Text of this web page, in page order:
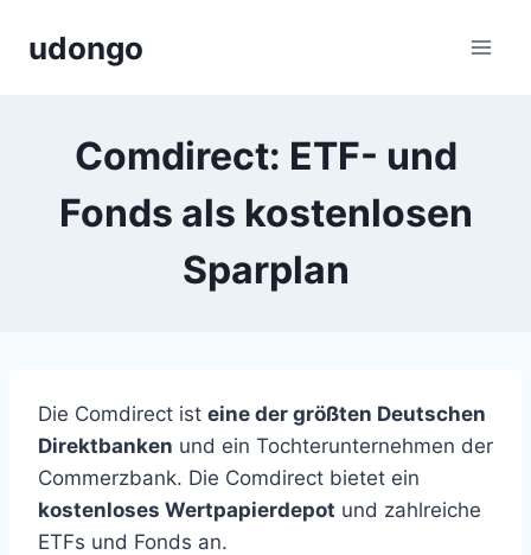
Inhaltudongo
Comdirect: ETF- und
Fonds als kostenlosen
Sparplan
Die Comdirect ist eine der größten Deutschen
Direktbanken und ein Tochterunternehmen der
Commerzbank. Die Comdirect bietet ein
kostenloses Wertpapierdepot und zahlreiche
ETFs und Fonds an.